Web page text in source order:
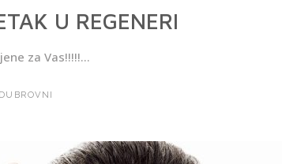
U REGENERI
za Vas!!!!!...